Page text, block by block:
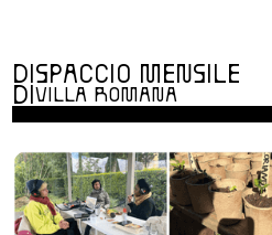
DISPACCIO MENSILE
DIVILLA ROMANA